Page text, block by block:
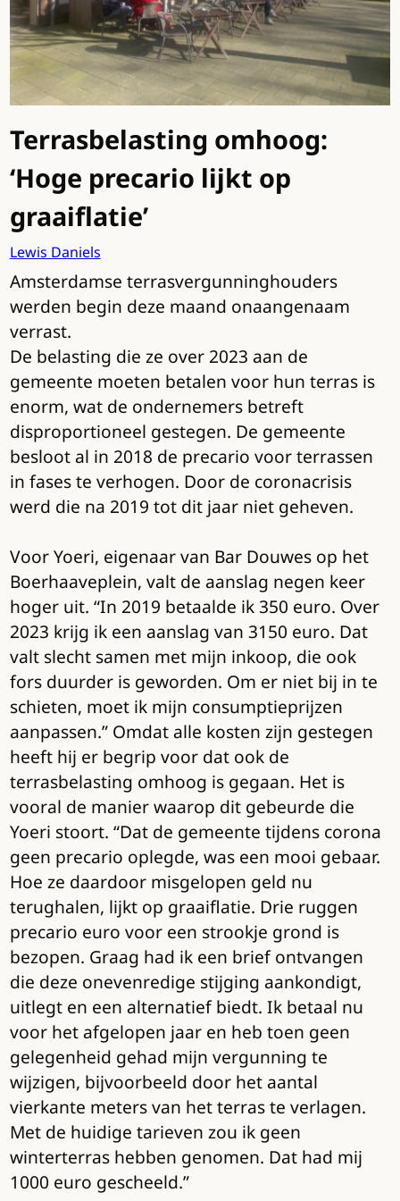
Terrasbelasting omhoog:
‘Hoge precario lijkt op
graaiflatie’
Lewis Daniels
Amsterdamse terrasvergunninghouders
werden begin deze maand onaangenaam
verrast.
De belasting die ze over 2023 aan de
gemeente moeten betalen voor hun terras is
enorm, wat de ondernemers betreft
disproportioneel gestegen. De gemeente
besloot al in 2018 de precario voor terrassen
in fases te verhogen. Door de coronacrisis
werd die na 2019 tot dit jaar niet geheven.
Voor Yoeri, eigenaar van Bar Douwes op het
Boerhaaveplein, valt de aanslag negen keer
hoger uit. “In 2019 betaalde ik 350 euro. Over
2023 krijg ik een aanslag van 3150 euro. Dat
valt slecht samen met mijn inkoop, die ook
fors duurder is geworden. Om er niet bij in te
schieten, moet ik mijn consumptieprijzen
aanpassen.” Omdat alle kosten zijn gestegen
heeft hij er begrip voor dat ook de
terrasbelasting omhoog is gegaan. Het is
vooral de manier waarop dit gebeurde die
Yoeri stoort. “Dat de gemeente tijdens corona
geen precario oplegde, was een mooi gebaar.
Hoe ze daardoor misgelopen geld nu
terughalen, lijkt op graaiflatie. Drie ruggen
precario euro voor een strookje grond is
bezopen. Graag had ik een brief ontvangen
die deze onevenredige stijging aankondigt,
uitlegt en een alternatief biedt. Ik betaal nu
voor het afgelopen jaar en heb toen geen
gelegenheid gehad mijn vergunning te
wijzigen, bijvoorbeeld door het aantal
vierkante meters van het terras te verlagen.
Met de huidige tarieven zou ik geen
winterterras hebben genomen. Dat had mij
1000 euro gescheeld.”